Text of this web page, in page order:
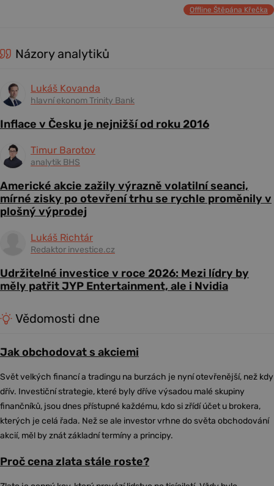
Offline Štěpána Křečka
Názory analytiků
Lukáš Kovanda
hlavní ekonom Trinity Bank
Inflace v Česku je nejnižší od roku 2016
Timur Barotov
analytik BHS
Americké akcie zažily výrazně volatilní seanci,
mírné zisky po otevření trhu se rychle proměnily v
plošný výprodej
Lukáš Richtár
Redaktor investice.cz
Udržitelné investice v roce 2026: Mezi lídry by
měly patřit JYP Entertainment, ale i Nvidia
Vědomosti dne
Jak obchodovat s akciemi
Svět velkých financí a tradingu na burzách je nyní otevřenější, než kdy
dřív. Investiční strategie, které byly dříve výsadou malé skupiny
finančníků, jsou dnes přístupné každému, kdo si zřídí účet u brokera,
kterých je celá řada. Než se ale investor vrhne do světa obchodování
akcií, měl by znát základní termíny a principy.
Proč cena zlata stále roste?